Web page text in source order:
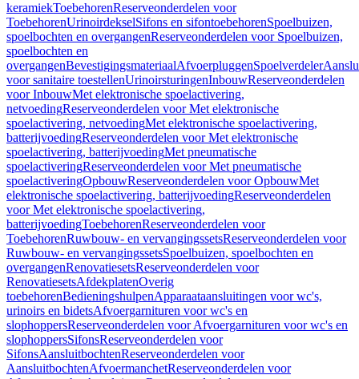
keramiekToebehorenReserveonderdelen voor
ToebehorenUrinoirdekselSifons en sifontoebehorenSpoelbuizen,
spoelbochten en overgangenReserveonderdelen voor Spoelbuizen,
spoelbochten en
overgangenBevestigingsmateriaalAfvoerpluggenSpoelverdeler
voor sanitaire toestellenUrinoirsturingenInbouwReserveonderdelen
voor InbouwMet elektronische spoelactivering,
netvoedingReserveonderdelen voor Met elektronische
spoelactivering, netvoedingMet elektronische spoelactivering,
batterijvoedingReserveonderdelen voor Met elektronische
spoelactivering, batterijvoedingMet pneumatische
spoelactiveringReserveonderdelen voor Met pneumatische
spoelactiveringOpbouwReserveonderdelen voor OpbouwMet
elektronische spoelactivering, batterijvoedingReserveonderdelen
voor Met elektronische spoelactivering,
batterijvoedingToebehorenReserveonderdelen voor
ToebehorenRuwbouw- en vervangingssetsReserveonderdelen voor
Ruwbouw- en vervangingssetsSpoelbuizen, spoelbochten en
overgangenRenovatiesetsReserveonderdelen voor
RenovatiesetsAfdekplatenOverig
toebehorenBedieningshulpenApparaataansluitingen voor wc's,
urinoirs en bidetsAfvoergarnituren voor wc's en
slophoppersReserveonderdelen voor Afvoergarnituren voor wc's en
slophoppersSifonsReserveonderdelen voor
SifonsAansluitbochtenReserveonderdelen voor
AansluitbochtenAfvoermanchetReserveonderdelen voor